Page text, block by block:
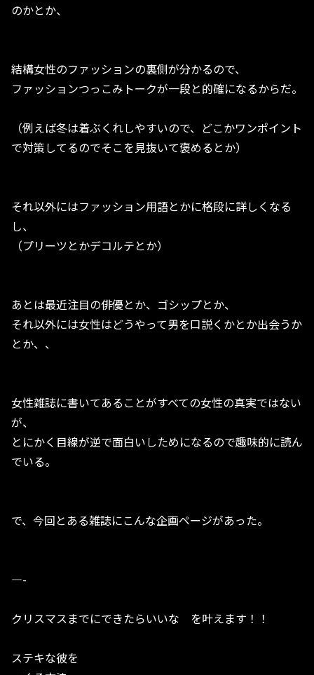
のかとか、
結構女性のファッションの裏側が分かるので、
ファッションつっこみトークが一段と的確になるからだ。
（例えば冬は着ぶくれしやすいので、どこかワンポイント
で対策してるのでそこを見抜いて褒めるとか）
それ以外にはファッション用語とかに格段に詳しくなる
し、
（プリーツとかデコルテとか）
あとは最近注目の俳優とか、ゴシップとか、
それ以外には女性はどうやって男を口説くかとか出会うか
とか、、
女性雑誌に書いてあることがすべての女性の真実ではない
が、
とにかく目線が逆で面白いしためになるので趣味的に読ん
でいる。
で、今回とある雑誌にこんな企画ページがあった。
—-
クリスマスまでにできたらいいな を叶えます！！
ステキな彼を